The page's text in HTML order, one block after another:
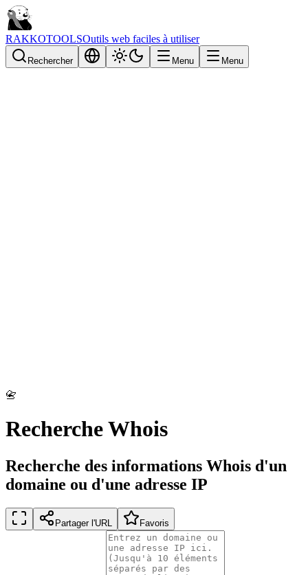
RAKKOTOOLSOutils web faciles à utiliser
Rechercher Menu Menu
📇
Recherche Whois
Recherche des informations Whois d'un
domaine ou d'une adresse IP
Partager l'URL Favoris